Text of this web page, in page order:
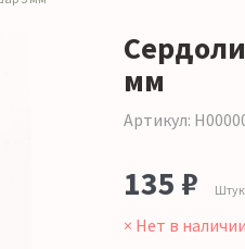
мм
Артикул:
135 ₽
× Нет в наличии